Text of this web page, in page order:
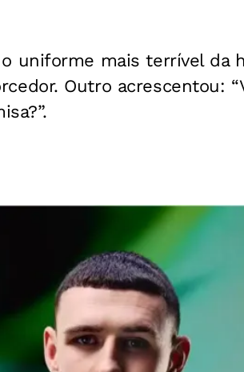
uniforme mais terrível da
Outro acrescentou: